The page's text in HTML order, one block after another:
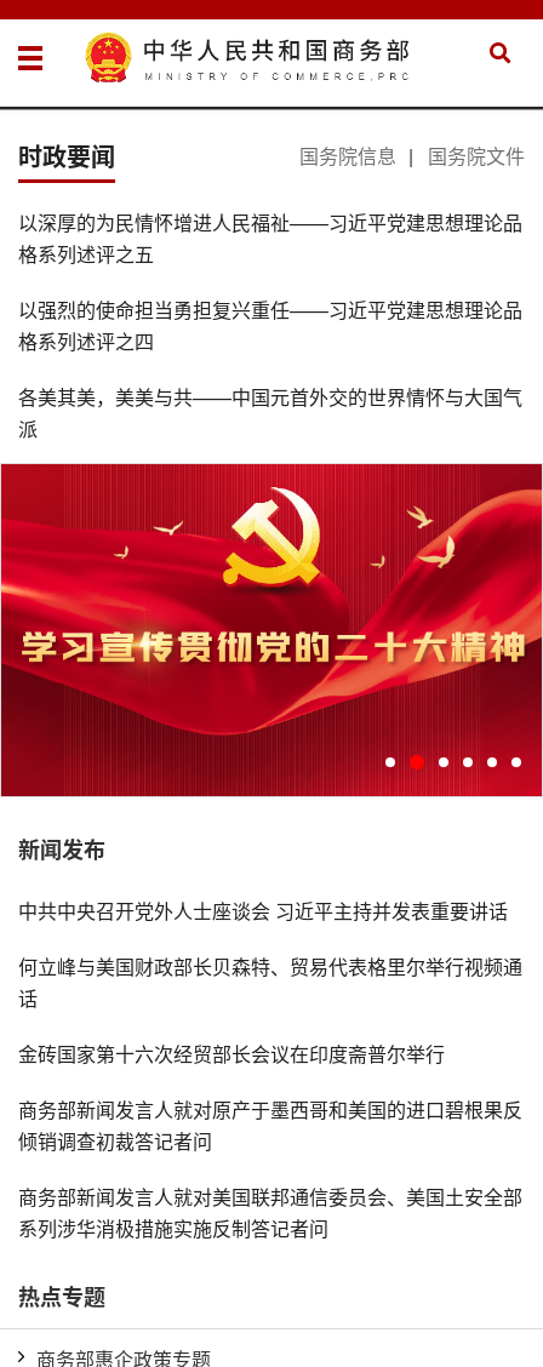
时政要闻 国务院信息 | 国务院文件
以深厚的为民情怀增进人民福祉——习近平党建思想理论品
格系列述评之五
以强烈的使命担当勇担复兴重任——习近平党建思想理论品
格系列述评之四
各美其美，美美与共——中国元首外交的世界情怀与大国气
派
学习宣传贯彻党的二十大精神
新闻发布
中共中央召开党外人士座谈会 习近平主持并发表重要讲话
何立峰与美国财政部长贝森特、贸易代表格里尔举行视频通
话
金砖国家第十六次经贸部长会议在印度斋普尔举行
商务部新闻发言人就对原产于墨西哥和美国的进口碧根果反
倾销调查初裁答记者问
商务部新闻发言人就对美国联邦通信委员会、美国土安全部
系列涉华消极措施实施反制答记者问
热点专题
商务部惠企政策专题